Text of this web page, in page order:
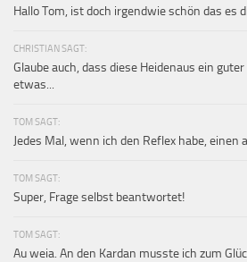
Hallo Tom, ist doch irgendwie schön das es
CHRISTIAN SAGT:
Glaube auch, dass diese Heidenaus ein
etwas...
TOM SAGT:
Jedes Mal, wenn ich den Reflex habe, einen
TOM SAGT:
Super, Frage selbst beantwortet!
TOM SAGT:
Au weia. An den Kardan musste ich zum